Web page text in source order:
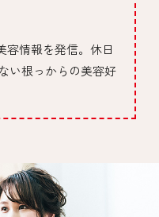
容情報を発信。休日
い根っからの美容好